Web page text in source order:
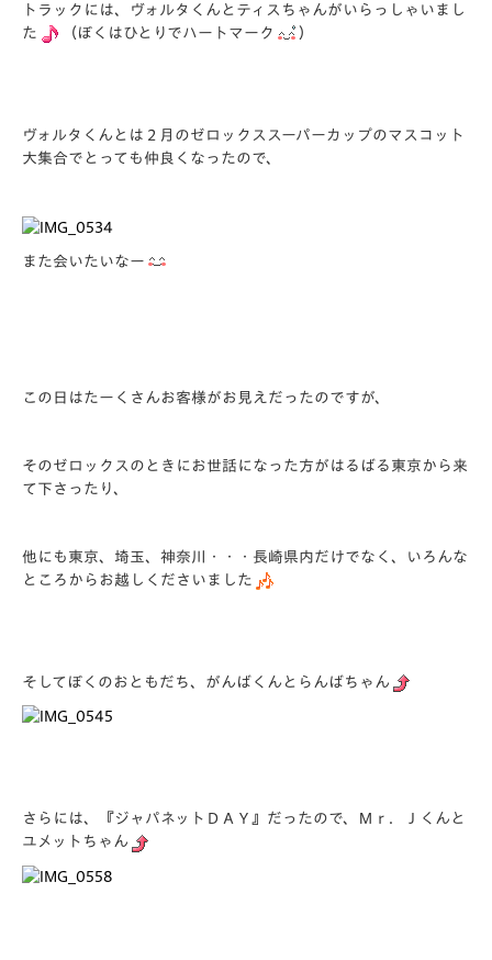
トラックには、ヴォルタくんとティスちゃんがいらっしゃいまし
た
（ぼくはひとりでハートマーク ）
ヴォルタくんとは２月のゼロックススーパーカップのマスコット
大集合でとっても仲良くなったので、
また会いたいなー
この日はたーくさんお客様がお見えだったのですが、
そのゼロックスのときにお世話になった方がはるばる東京から来
て下さったり、
他にも東京、埼玉、神奈川・・・長崎県内だけでなく、いろんな
ところからお越しくださいました
そしてぼくのおともだち、がんばくんとらんばちゃん
さらには、『ジャパネットＤＡＹ』だったので、Ｍｒ．Ｊくんと
ユメットちゃん